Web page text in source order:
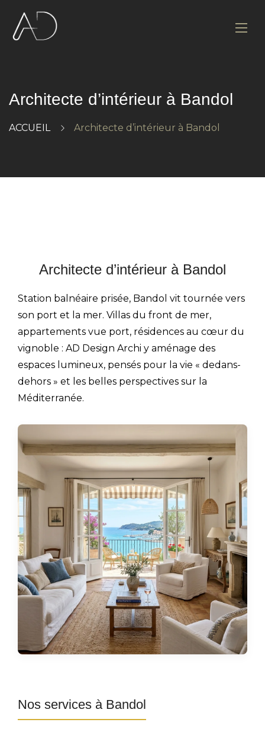
Architecte d’intérieur à Bandol
ACCUEIL Architecte d’intérieur à Bandol
Architecte d’intérieur à Bandol
Station balnéaire prisée, Bandol vit tournée vers
son port et la mer. Villas du front de mer,
appartements vue port, résidences au cœur du
vignoble : AD Design Archi y aménage des
espaces lumineux, pensés pour la vie « dedans-
dehors » et les belles perspectives sur la
Méditerranée.
Nos services à Bandol